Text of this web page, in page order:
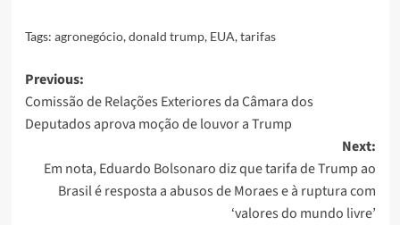
Tags: agronegócio,donald trump, EUA,tarifas
Post
navigation
Previous:
Comissão de Relações Exteriores da Câmara dos
Deputados aprova moção de louvor a Trump
Next:
Em nota, Eduardo Bolsonaro diz que tarifa de Trump ao
Brasil é resposta a abusos de Moraes e à ruptura com
‘valores do mundo livre’